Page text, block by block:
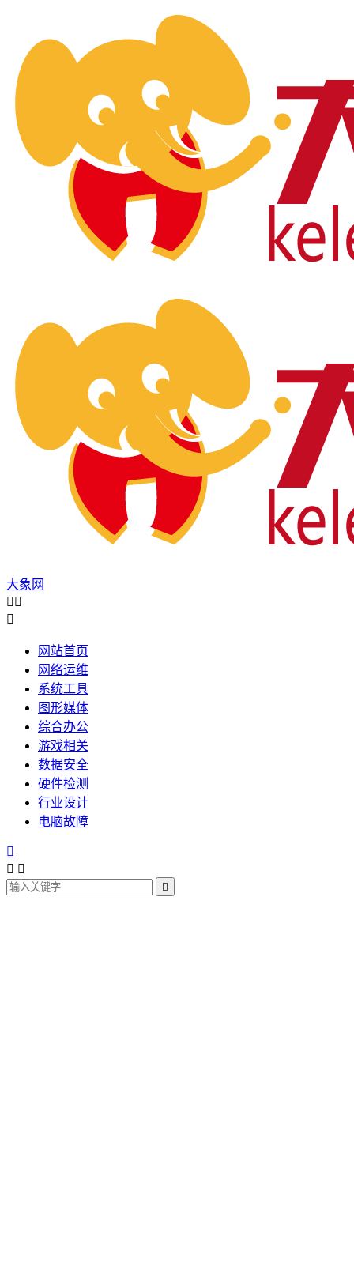
大象网
 

网站首页
网络运维
系统工具
图形媒体
综合办公
游戏相关
数据安全
硬件检测
行业设计
电脑故障

 
